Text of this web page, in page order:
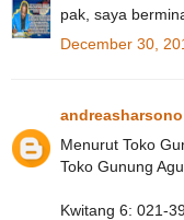
pak, saya
December 30,
andreasharsono
Menurut Toko
Toko Gunung
Kwitang 6: 021-